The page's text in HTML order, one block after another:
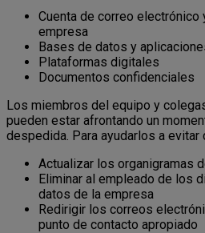
Cuenta de correo electrónico
empresa
Bases de datos y
Plataformas digitales
Documentos confidenciales
Los miembros del equipo y
pueden estar afrontando un
despedida. Para ayudarlos a evitar
Actualizar los organigramas
Eliminar al empleado de los
datos de la empresa
Redirigir los correos
punto de contacto apropiado